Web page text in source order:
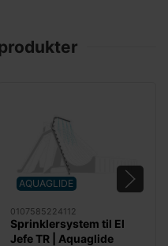
AQUAGLIDE
0107585224112
Sprinklersystem til El
Jefe TR | Aquaglide